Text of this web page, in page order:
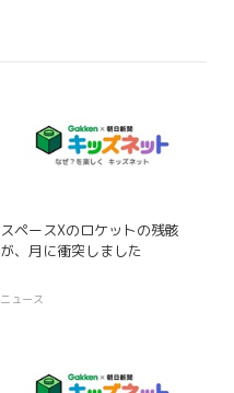
スペースXのロケットの残骸
が、月に衝突しました
ニュース